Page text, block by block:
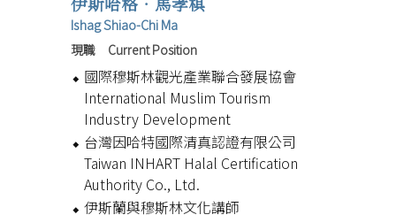
Ishag Shiao-Chi Ma
現職 Current Position
國際穆斯林觀光產業聯合發展協會
International Muslim Tourism
Industry Development
台灣因哈特國際清真認證有限公司
Taiwan INHART Halal Certification
Authority Co., Ltd.
伊斯蘭與穆斯林文化講師